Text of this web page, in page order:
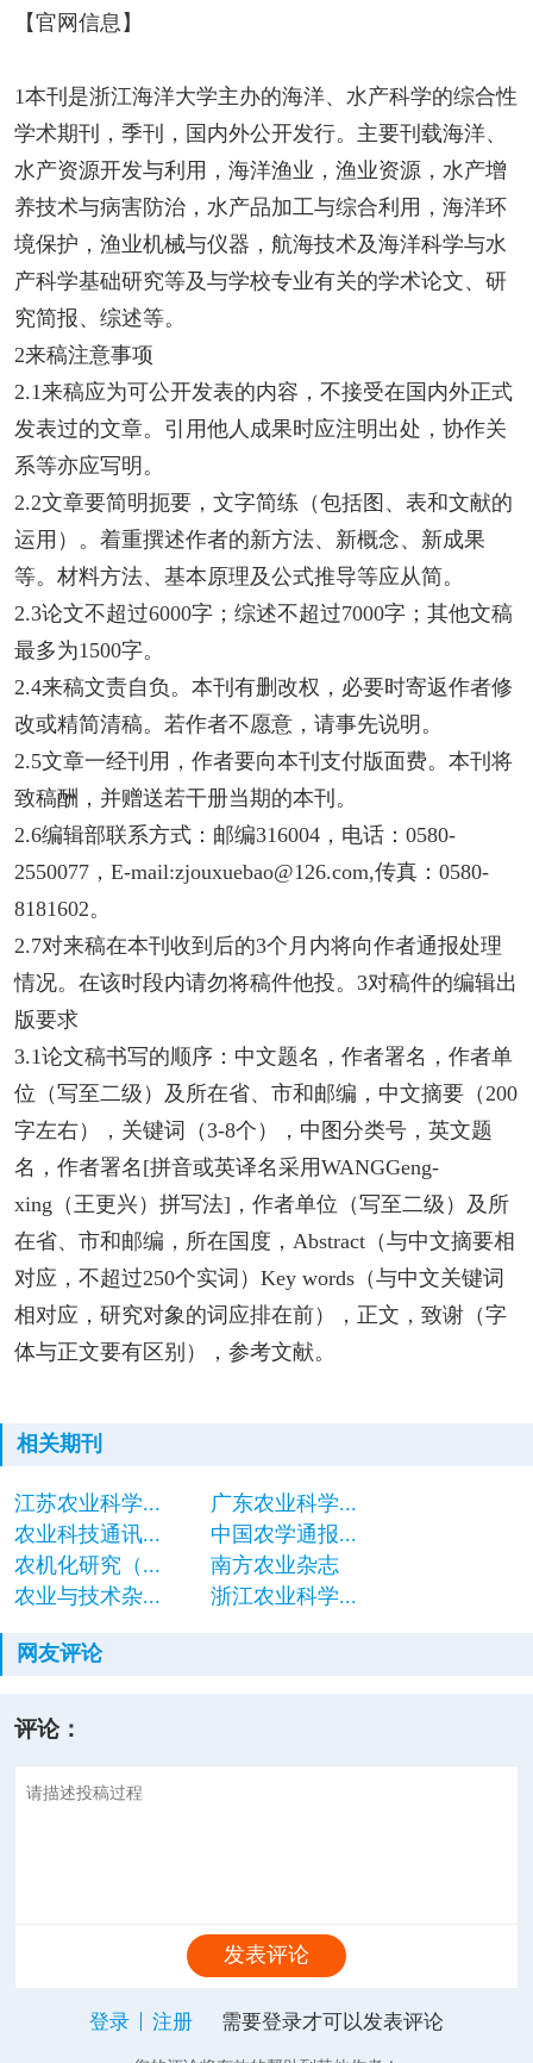
【官网信息】
1本刊是浙江海洋大学主办的海洋、水产科学的综合性
学术期刊，季刊，国内外公开发行。主要刊载海洋、
水产资源开发与利用，海洋渔业，渔业资源，水产增
养技术与病害防治，水产品加工与综合利用，海洋环
境保护，渔业机械与仪器，航海技术及海洋科学与水
产科学基础研究等及与学校专业有关的学术论文、研
究简报、综述等。
2来稿注意事项
2.1来稿应为可公开发表的内容，不接受在国内外正式
发表过的文章。引用他人成果时应注明出处，协作关
系等亦应写明。
2.2文章要简明扼要，文字简练（包括图、表和文献的
运用）。着重撰述作者的新方法、新概念、新成果
等。材料方法、基本原理及公式推导等应从简。
2.3论文不超过6000字；综述不超过7000字；其他文稿
最多为1500字。
2.4来稿文责自负。本刊有删改权，必要时寄返作者修
改或精简清稿。若作者不愿意，请事先说明。
2.5文章一经刊用，作者要向本刊支付版面费。本刊将
致稿酬，并赠送若干册当期的本刊。
2.6编辑部联系方式：邮编316004，电话：0580-
2550077，E-mail:zjouxuebao@126.com,传真：0580-
8181602。
2.7对来稿在本刊收到后的3个月内将向作者通报处理
情况。在该时段内请勿将稿件他投。3对稿件的编辑出
版要求
3.1论文稿书写的顺序：中文题名，作者署名，作者单
位（写至二级）及所在省、市和邮编，中文摘要（200
字左右），关键词（3-8个），中图分类号，英文题
名，作者署名[拼音或英译名采用WANGGeng-
xing（王更兴）拼写法]，作者单位（写至二级）及所
在省、市和邮编，所在国度，Abstract（与中文摘要相
对应，不超过250个实词）Key words（与中文关键词
相对应，研究对象的词应排在前），正文，致谢（字
体与正文要有区别），参考文献。
相关期刊
江苏农业科学...
广东农业科学...
农业科技通讯...
中国农学通报...
农机化研究（...
南方农业杂志
农业与技术杂...
浙江农业科学...
网友评论
评论：
发表评论
登录 注册 需要登录才可以发表评论